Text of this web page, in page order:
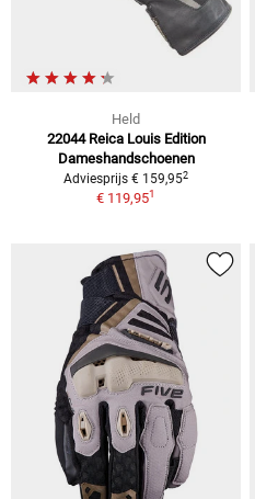
Held
22044 Reica Louis Edition
Dameshandschoenen
Adviesprijs € 159,952
€ 119,951